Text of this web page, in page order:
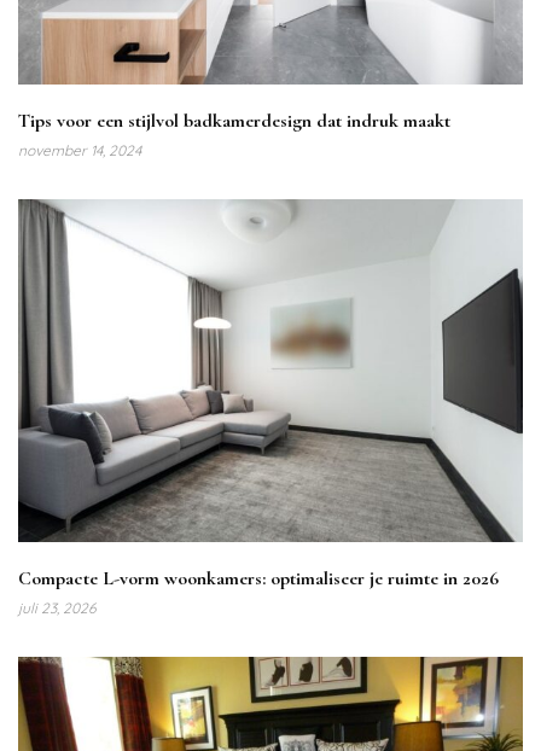
Tips voor een stijlvol badkamerdesign dat indruk maakt
november 14, 2024
Compacte L-vorm woonkamers: optimaliseer je ruimte in 2026
juli 23, 2026